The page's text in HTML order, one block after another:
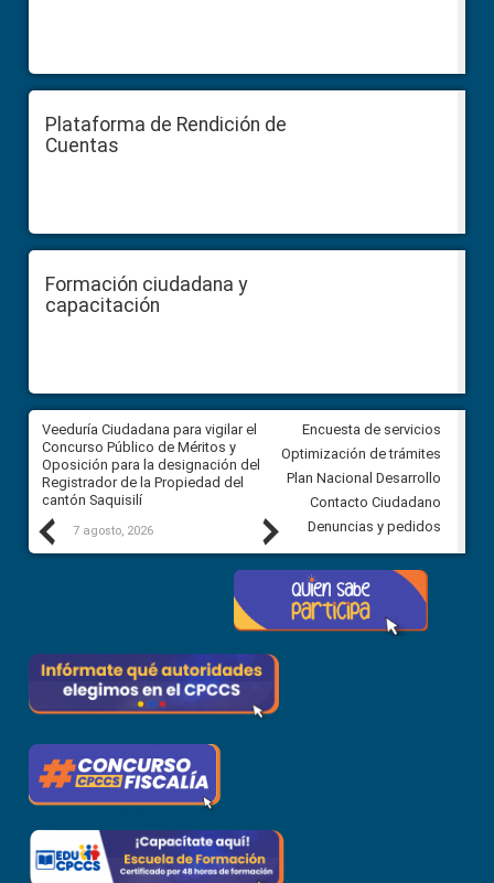
Plataforma de Rendición de
Cuentas
Formación ciudadana y
capacitación
Previous
Veeduría Ciudadana para vigilar el
Concurso Público de Méritos y
Oposición para la designación del
Registrador de la Propiedad del
cantón Saquisilí
7 agosto, 2026
Veeduría Ciudadana para
construcción del asfaltado de
Ballenita del cantón Santa
7 agosto, 2026
Next
Encuesta de servicios
Optimización de trámites
Plan Nacional Desarrollo
Contacto Ciudadano
Denuncias y pedidos